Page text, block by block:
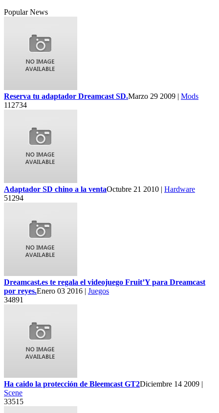
Popular News
Reserva tu adaptador Dreamcast SD.Marzo 29 2009 | Mods
112734
Adaptador SD chino a la ventaOctubre 21 2010 | Hardware
51294
Dreamcast.es te regala el videojuego Fruit’Y para Dreamcast
por reyes.Enero 03 2016 | Juegos
34891
Ha caido la protección de Bleemcast GT2Diciembre 14 2009 |
Scene
33515